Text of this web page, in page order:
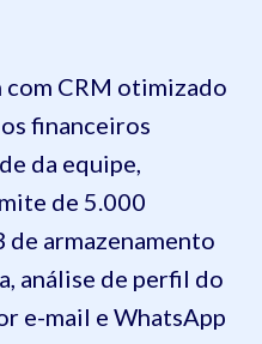
CRM otimizado
financeiros
da equipe,
de 5.000
de armazenamento
análise de perfil do
e-mail e WhatsApp